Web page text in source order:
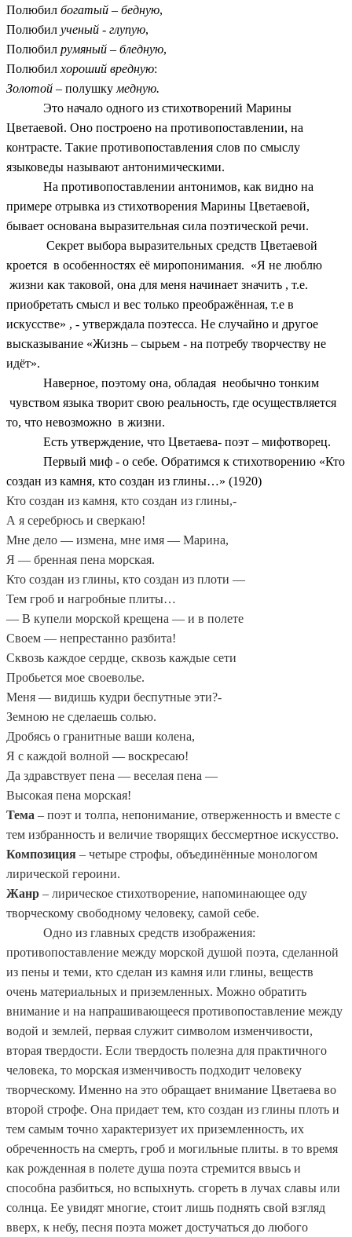
Полюбил богатый – бедную,
Полюбил ученый - глупую,
Полюбил румяный – бледную,
Полюбил хороший вредную:
Золотой – полушку медную.
Это начало одного из стихотворений Марины
Цветаевой. Оно построено на противопоставлении, на
контрасте. Такие противопоставления слов по смыслу
языковеды называют антонимическими.
На противопоставлении антонимов, как видно на
примере отрывка из стихотворения Марины Цветаевой,
бывает основана выразительная сила поэтической речи.
Секрет выбора выразительных средств Цветаевой
кроется в особенностях её миропонимания. «Я не люблю
жизни как таковой, она для меня начинает значить , т.е.
приобретать смысл и вес только преображённая, т.е в
искусстве» , - утверждала поэтесса. Не случайно и другое
высказывание «Жизнь – сырьем - на потребу творчеству не
идёт».
Наверное, поэтому она, обладая необычно тонким
чувством языка творит свою реальность, где осуществляется
то, что невозможно в жизни.
Есть утверждение, что Цветаева- поэт – мифотворец.
Первый миф - о себе. Обратимся к стихотворению «Кто
создан из камня, кто создан из глины…» (1920)
Кто создан из камня, кто создан из глины,-
А я серебрюсь и сверкаю!
Мне дело — измена, мне имя — Марина,
Я — бренная пена морская.
Кто создан из глины, кто создан из плоти —
Тем гроб и нагробные плиты…
— В купели морской крещена — и в полете
Своем — непрестанно разбита!
Сквозь каждое сердце, сквозь каждые сети
Пробьется мое своеволье.
Меня — видишь кудри беспутные эти?-
Земною не сделаешь солью.
Дробясь о гранитные ваши колена,
Я с каждой волной — воскресаю!
Да здравствует пена — веселая пена —
Высокая пена морская!
Тема – поэт и толпа, непонимание, отверженность и вместе с
тем избранность и величие творящих бессмертное искусство.
Композиция – четыре строфы, объединённые монологом
лирической героини.
Жанр – лирическое стихотворение, напоминающее оду
творческому свободному человеку, самой себе.
Одно из главных средств изображения:
противопоставление между морской душой поэта, сделанной
из пены и теми, кто сделан из камня или глины, веществ
очень материальных и приземленных. Можно обратить
внимание и на напрашивающееся противопоставление между
водой и землей, первая служит символом изменчивости,
вторая твердости. Если твердость полезна для практичного
человека, то морская изменчивость подходит человеку
творческому. Именно на это обращает внимание Цветаева во
второй строфе. Она придает тем, кто создан из глины плоть и
тем самым точно характеризует их приземленность, их
обреченность на смерть, гроб и могильные плиты. в то время
как рожденная в полете душа поэта стремится ввысь и
способна разбиться, но вспыхнуть. сгореть в лучах славы или
солнца. Ее увидят многие, стоит лишь поднять свой взгляд
вверх, к небу, песня поэта может достучаться до любого